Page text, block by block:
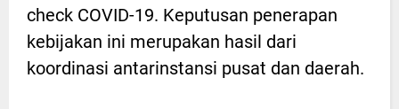
check COVID-19. Keputusan penerapan
kebijakan ini merupakan hasil dari
koordinasi antarinstansi pusat dan daerah.